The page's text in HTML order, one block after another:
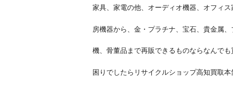
家具、家電の他、オーディオ機器、オフィ
房機器から、金・プラチナ、宝石、貴金属
機、骨董品まで再販できるものならなんで
困りでしたらリサイクルショップ高知買取本